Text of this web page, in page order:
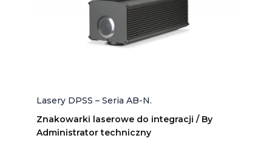
Lasery DPSS – Seria AB-N.
Znakowarki laserowe do integracji / By
Administrator techniczny